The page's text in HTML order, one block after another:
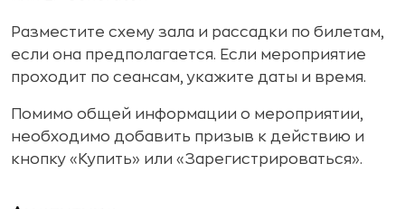
Рассылки
Партнерские сети
Облачные технологии
Социальные сети
Разместите схему зала и рассадки по билетам,
если она предполагается. Если мероприятие
проходит по сеансам, укажите даты и время.
Помимо общей информации о мероприятии,
необходимо добавить призыв к действию и
кнопку «Купить» или «Зарегистрироваться».